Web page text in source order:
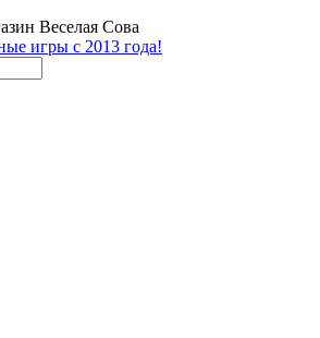
Веселая Сова
игры с 2013 года!